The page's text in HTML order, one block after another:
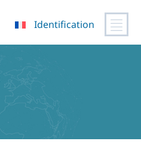
Identification